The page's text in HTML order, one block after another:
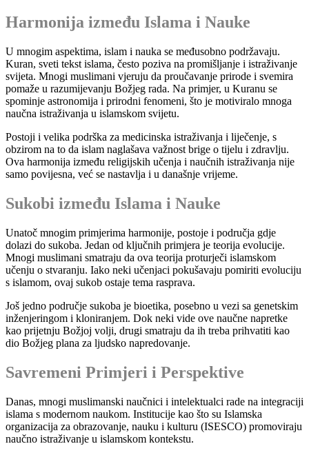
Harmonija između Islama i Nauke
U mnogim aspektima, islam i nauka se međusobno podržavaju.
Kuran, sveti tekst islama, često poziva na promišljanje i istraživanje
svijeta. Mnogi muslimani vjeruju da proučavanje prirode i svemira
pomaže u razumijevanju Božjeg rada. Na primjer, u Kuranu se
spominje astronomija i prirodni fenomeni, što je motiviralo mnoga
naučna istraživanja u islamskom svijetu.
Postoji i velika podrška za medicinska istraživanja i liječenje, s
obzirom na to da islam naglašava važnost brige o tijelu i zdravlju.
Ova harmonija između religijskih učenja i naučnih istraživanja nije
samo povijesna, već se nastavlja i u današnje vrijeme.
Sukobi između Islama i Nauke
Unatoč mnogim primjerima harmonije, postoje i područja gdje
dolazi do sukoba. Jedan od ključnih primjera je teorija evolucije.
Mnogi muslimani smatraju da ova teorija proturječi islamskom
učenju o stvaranju. Iako neki učenjaci pokušavaju pomiriti evoluciju
s islamom, ovaj sukob ostaje tema rasprava.
Još jedno područje sukoba je bioetika, posebno u vezi sa genetskim
inženjeringom i kloniranjem. Dok neki vide ove naučne napretke
kao prijetnju Božjoj volji, drugi smatraju da ih treba prihvatiti kao
dio Božjeg plana za ljudsko napredovanje.
Savremeni Primjeri i Perspektive
Danas, mnogi muslimanski naučnici i intelektualci rade na integraciji
islama s modernom naukom. Institucije kao što su Islamska
organizacija za obrazovanje, nauku i kulturu (ISESCO) promoviraju
naučno istraživanje u islamskom kontekstu.